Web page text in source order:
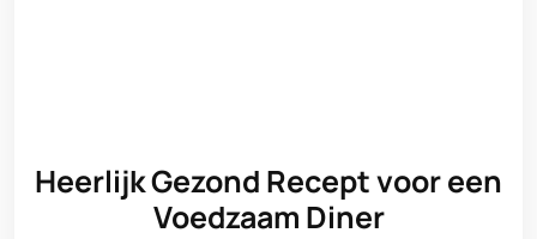
Heerlijk Gezond Recept voor een
Voedzaam Diner